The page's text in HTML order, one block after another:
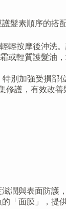
髮素順序的搭
按摩後沖洗
或輕質護髮油
別加強受損部
護，有效改善
潤與表面防
面膜」，提